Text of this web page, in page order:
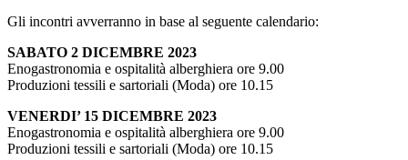
Gli incontri avverranno in base al seguente calendario:
SABATO 2 DICEMBRE 2023
Enogastronomia e ospitalità alberghiera ore 9.00
Produzioni tessili e sartoriali (Moda) ore 10.15
VENERDI’ 15 DICEMBRE 2023
Enogastronomia e ospitalità alberghiera ore 9.00
Produzioni tessili e sartoriali (Moda) ore 10.15